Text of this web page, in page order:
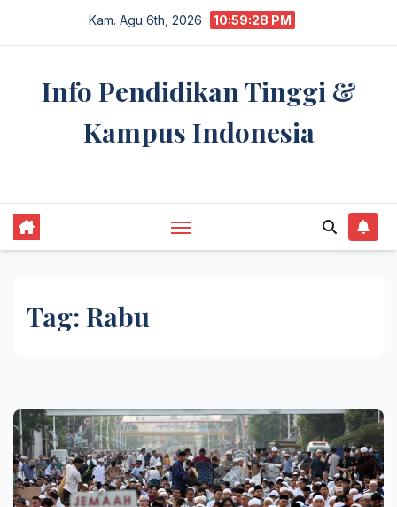
Kam. Agu 6th, 2026 10:59:28 PM
Info Pendidikan Tinggi &
Kampus Indonesia
Tag: Rabu